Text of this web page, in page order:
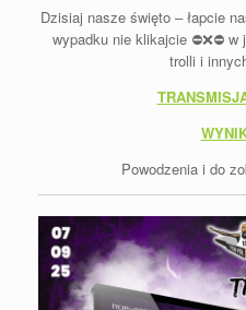
Dzisiaj nasze święto – łapcie
wypadku nie klikajcie ⛔️❌⛔️
trolli i
Powodzenia i do